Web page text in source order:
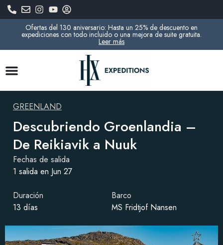
Ofertas del 130 aniversario: Hasta un 25% de descuento en
expediciones con todo incluido o una mejora de suite gratuita.
Leer más
GREENLAND
Descubriendo Groenlandia –
De Reikiavik a Nuuk
Fechas de salida
1 salida en Jun 27
Duración
13 días
Barco
MS Fridtjof Nansen